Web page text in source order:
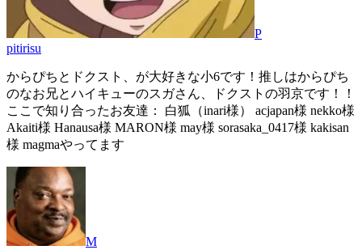
P
pitirisu
からぴちとドクスト、が大好きな小6です！推しはからぴち
のなお兄とハイキューのスガさん、ドクストの羽京です！！
ここで知り合ったお友達： 白狐（inari様） acjapan様 nekko様
Akaiti様 Hanausa様 MARON様 may様 sorasaka_0417様 kakisan
様 magmaやってます
M